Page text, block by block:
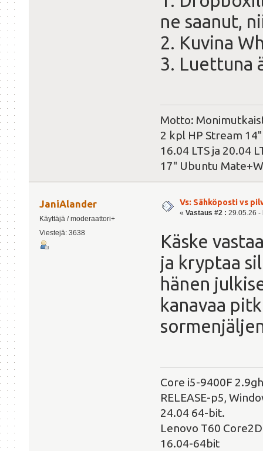
ne saanut,
2. Kuvina
3. Luettuna
Motto:
2 kpl HP Stream
16.04 LTS ja 20.04
17" Ubuntu
JaniAlander
Käyttäjä / moderaattori+
Viestejä: 3638
Vs: Sähköposti vs
« Vastaus #2 : 29.05.26 -
Käske
ja kryptaa
hänen
kanavaa
Core i5-9400F
RELEASE-p5,
24.04 64-bit.
Lenovo T60
16.04-64bit